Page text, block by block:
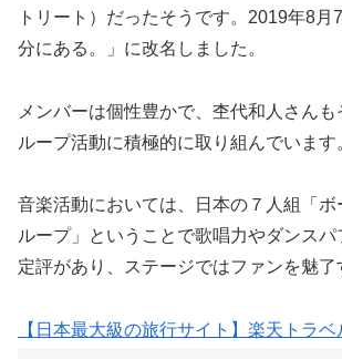
トリート）だったそうです。2019年8月
分にある。」に改名しました。
メンバーは個性豊かで、杢代和人さん
ループ活動に積極的に取り組んでいます
音楽活動においては、日本の７人組「
ループ」ということで歌唱力やダンスパ
定評があり、ステージではファンを魅了
【日本最大級の旅行サイト】楽天トラベ